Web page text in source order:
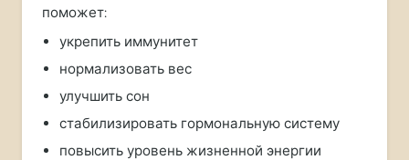
поможет:
укрепить иммунитет
нормализовать вес
улучшить сон
стабилизировать гормональную систему
повысить уровень жизненной энергии